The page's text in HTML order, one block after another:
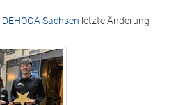
DEHOGA Sachsen letzte Änderung